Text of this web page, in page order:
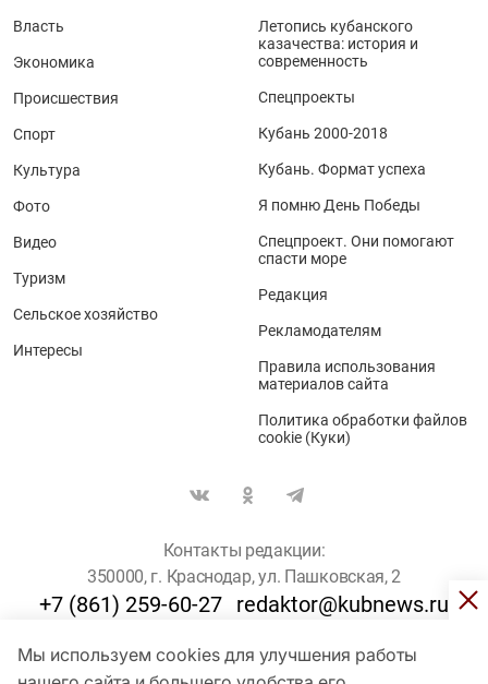
Мы используем cookies для улучшения работы
Власть
Экономика
Происшествия
Спорт
Культура
Фото
Видео
Туризм
Сельское хозяйство
Интересы
Летопись кубанского
казачества: история и
современность
Спецпроекты
Кубань 2000-2018
Кубань. Формат успеха
Я помню День Победы
Спецпроект. Они помогают
спасти море
Редакция
Рекламодателям
Правила использования
материалов сайта
Политика обработки файлов
cookie (Куки)
Контакты редакции:
350000, г. Краснодар, ул. Пашковская, 2
+7 (861) 259-60-27 redaktor@kubnews.ru
Для пользователей старше 16 лет